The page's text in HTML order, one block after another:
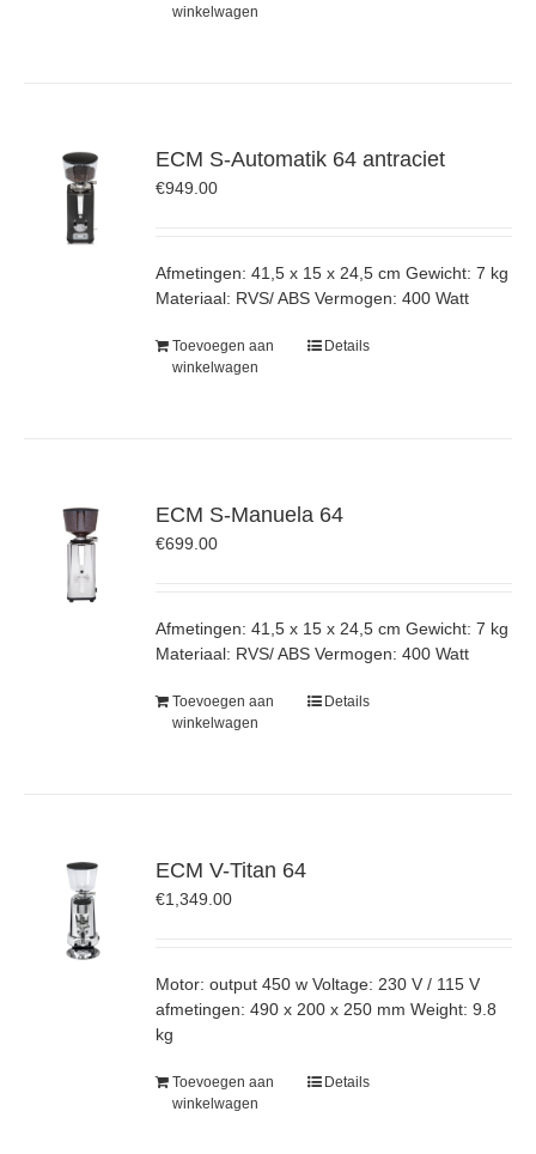
winkelwagen
ECM S-Automatik 64 antraciet
€949.00
Afmetingen: 41,5 x 15 x 24,5 cm Gewicht: 7 kg
Materiaal: RVS/ ABS Vermogen: 400 Watt
Toevoegen aan
winkelwagen
Details
ECM S-Manuela 64
€699.00
Afmetingen: 41,5 x 15 x 24,5 cm Gewicht: 7 kg
Materiaal: RVS/ ABS Vermogen: 400 Watt
Toevoegen aan
winkelwagen
Details
ECM V-Titan 64
€1,349.00
Motor: output 450 w Voltage: 230 V / 115 V
afmetingen: 490 x 200 x 250 mm Weight: 9.8
kg
Toevoegen aan
winkelwagen
Details